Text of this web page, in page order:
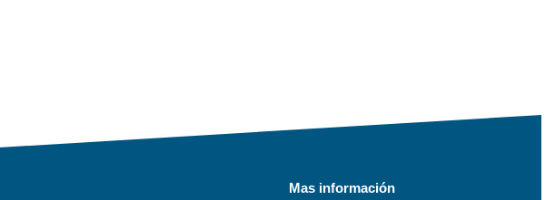
Mas información